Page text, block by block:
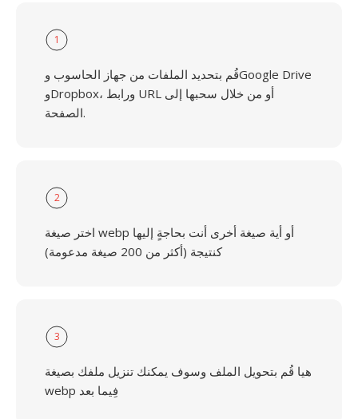
1
قُم بتحديد الملفات من جهاز الحاسوب وGoogle Drive
وDropbox، ورابط URL أو من خلال سحبها إلى
الصفحة.
2
اختر صيغة webp أو أية صيغة أخرى أنت بحاجةٍ إليها
كنتيجة (أكثر من 200 صيغة مدعومة)
3
هيا قُم بتحويل الملف وسوف يمكنك تنزيل ملفك بصيغة
webp فِيما بعد